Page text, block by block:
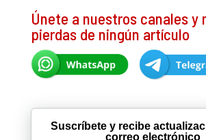
Únete a nuestros canales y
pierdas de ningún artículo
Suscríbete y recibe
correo electrónico